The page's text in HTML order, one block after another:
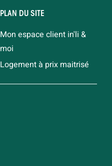
PLAN DU SITE
Mon espace client in'li &
moi
Logement à prix maitrisé